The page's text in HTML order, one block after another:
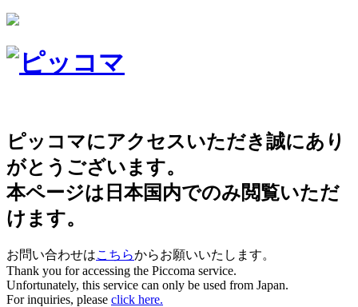
ピッコマにアクセスいただき誠にあり
がとうございます。
本ページは日本国内でのみ閲覧いただ
けます。
お問い合わせはこちらからお願いいたします。
Thank you for accessing the Piccoma service.
Unfortunately, this service can only be used from Japan.
For inquiries, please click here.